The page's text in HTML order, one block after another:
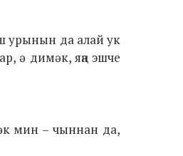
урынын да алай ук
ә димәк, яңа эшче
мин – чыннан да,